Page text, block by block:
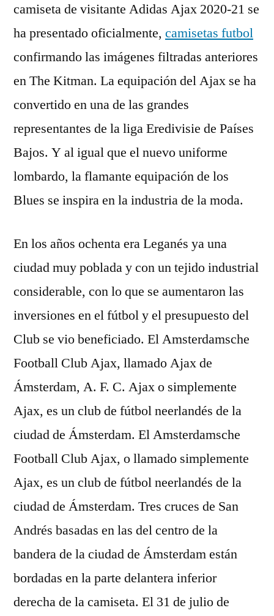
camiseta de visitante Adidas Ajax 2020-21 se
ha presentado oficialmente, camisetas futbol
confirmando las imágenes filtradas anteriores
en The Kitman. La equipación del Ajax se ha
convertido en una de las grandes
representantes de la liga Eredivisie de Países
Bajos. Y al igual que el nuevo uniforme
lombardo, la flamante equipación de los
Blues se inspira en la industria de la moda.
En los años ochenta era Leganés ya una
ciudad muy poblada y con un tejido industrial
considerable, con lo que se aumentaron las
inversiones en el fútbol y el presupuesto del
Club se vio beneficiado. El Amsterdamsche
Football Club Ajax, llamado Ajax de
Ámsterdam, A. F. C. Ajax o simplemente
Ajax, es un club de fútbol neerlandés de la
ciudad de Ámsterdam. El Amsterdamsche
Football Club Ajax, o llamado simplemente
Ajax, es un club de fútbol neerlandés de la
ciudad de Ámsterdam. Tres cruces de San
Andrés basadas en las del centro de la
bandera de la ciudad de Ámsterdam están
bordadas en la parte delantera inferior
derecha de la camiseta. El 31 de julio de